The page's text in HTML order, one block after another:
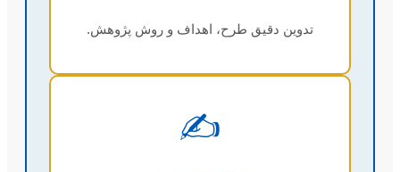
تدوین دقیق طرح، اهداف و روش پژوهش.
✍️